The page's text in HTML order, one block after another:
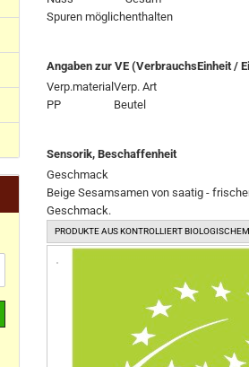
Spuren möglichenthalten
Angaben zur VE (VerbrauchsEinheit /
Verp.material
PP
Verp. Art
Beutel
Sensorik, Beschaffenheit
Geschmack
Beige Sesamsamen von saatig -
Geschmack.
PRODUKTE AUS KONTROLLIERT